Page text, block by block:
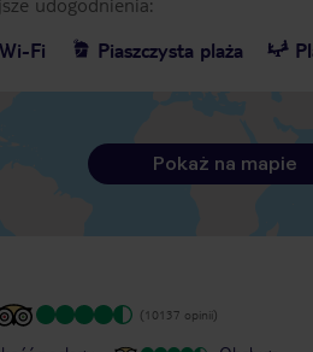
Fi
Piaszczysta plaża
Pokaż na mapie
(10137 opinii)